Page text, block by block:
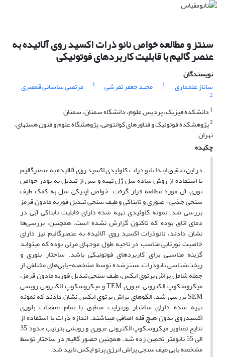
سنتز و مطالعه خواص نانو ذرات اکسید روی آلائیده به
عنصر گالیم با قابلیت کاربردهای فوتونیکی
نویسندگان
ساناز علمداری
1 مجید جعفر تفرشی 1 مرتضی ساسانی قمصری
2
1 دانشکده فیزیک، پردیس علوم، دانشگاه سمنان، سمنان
2پژوهشکده فوتونیک و فناورهای کوانتومی، پژوهشگاه علوم و فنون هستهای،
تهران
چکیده
در این تحقیق ابتدا نانو ذرات کلوئیدی اکسید روی آلائیده به عنصرگالیم
با استفاده از روش ساده سل ژل تهیه و پس از تبدیل به پودر خواص
نوری آن مورد مطالعه قرار گرفت. خواص اپتیکی سل به کمک طیف
سنجی جذبی- عبوری و تابناکی و طیف سنجی تبدیل فوریه مادون قرمز
بررسی شد. نمونه کلوئیدی تهیه شده دارای قابلیت تابناکی آبی در
دمای اتاق بوده که تاکنون گزارش نشده است. همچنین، بررسی‌ها
نشان دادند، نانوذرات اکسید روی آلائیده به عنصرگالیم نیز دارای
خاصیت نورتابی مناسب در ناحیه طول موجهای مرئی بوده که میتواند
گزینه مناسبی برای کاربردهای فوتونیکی باشد. ساختار بلوری و
ریخت‌شناسی نانوذرات سنتزشده توسط مشخصه-یابی‌های مختلفی از
جمله شامل پراش پرتوی ایکس، طیف سنجی تبدیل فوریه مادون قرمز،
میکروسکوپ الکترونی عبوری TEM و میکروسکوپ الکترونی روبشی
SEM بررسی شد. الگوهای پراش پرتوی ایکس نشان دادند که نمونه
تهیه شده دارای ساختار ورتزایت منطبق با تمام صفحات بلوری
اکسیدروی بدون هیچ قله اضافی میباشند. اندازه ذرات با استفاده از
نتایج تصاویر میکروسکوپ الکترونی عبوری و روبشی بترتیب حدود 35
الی 55 نانومتر تخمین زده شد. همچنین حضور گالیم در ساختار توسط
مشخصه یابی‌ طیف سنجی پراش انرژی پرتو ایکس تایید شد.